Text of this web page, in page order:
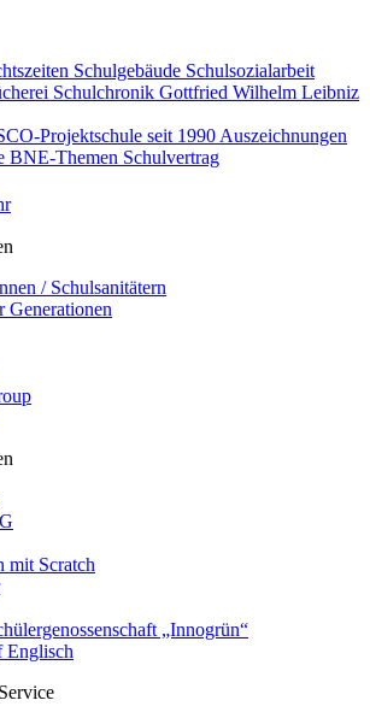
Schulgebäude Schulsozialarbeit
Schulchronik Gottfried Wilhelm Leibniz
Projektschule seit 1990 Auszeichnungen
BNE-Themen Schulvertrag
/ Schulsanitätern
Generationen
mit Scratch
„Innogrün“
Englisch